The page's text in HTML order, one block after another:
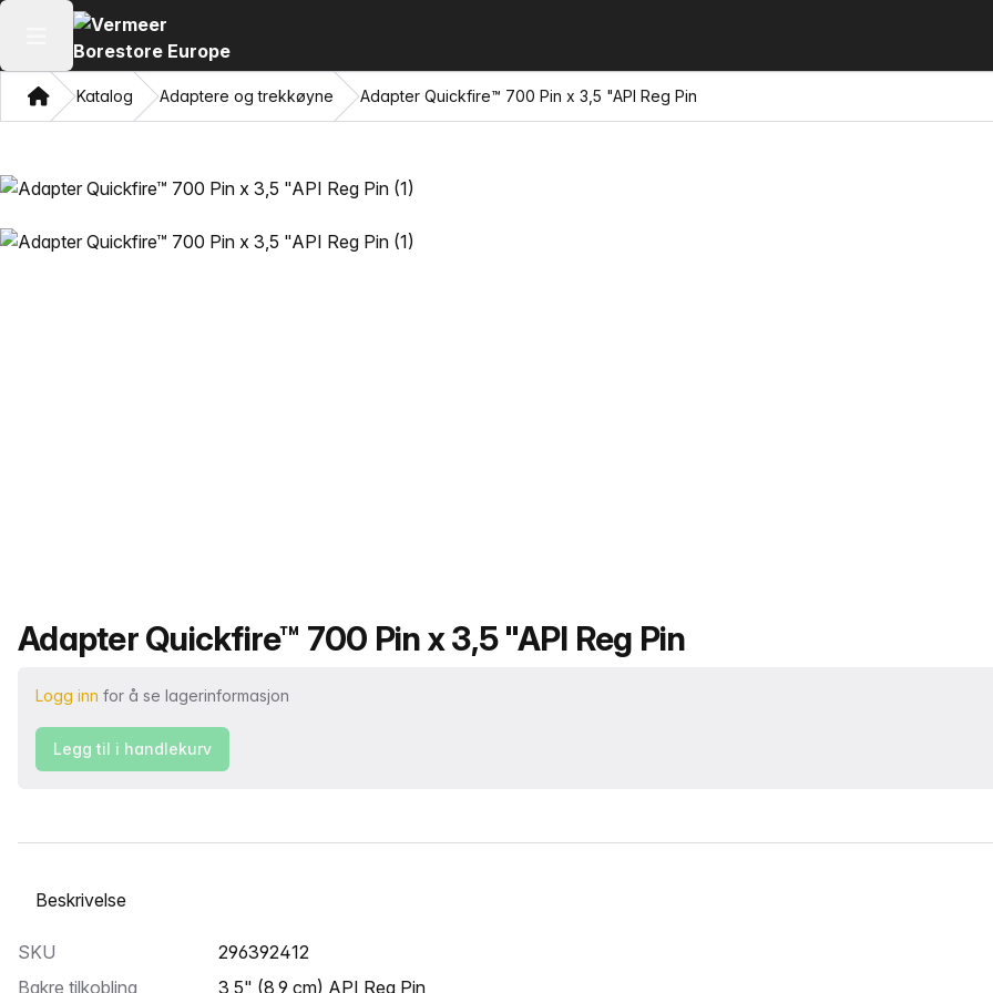
Åpne hovedmenyen
HjemKatalog Adaptere og trekkøyne Adapter Quickfire™ 700 Pin x 3,5 "API Reg Pin
Produktnavn
Adapter Quickfire™ 700 Pin x 3,5 "API Reg Pin
Logg inn for å se lagerinformasjon
Legg til i handlekurv
Velg en fane
SKU
296392412
Bakre tilkobling
3,5" (8,9 cm) API Reg Pin